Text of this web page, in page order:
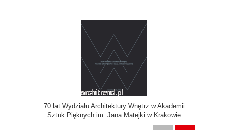
70 lat Wydziału Architektury Wnętrz w Akademii
Sztuk Pięknych im. Jana Matejki w Krakowie